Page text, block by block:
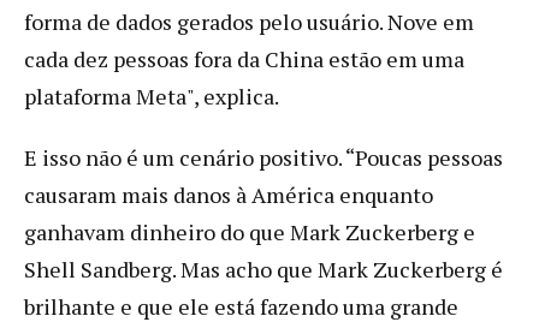
forma de dados gerados pelo usuário. Nove em
cada dez pessoas fora da China estão em uma
plataforma Meta", explica.
E isso não é um cenário positivo. “Poucas pessoas
causaram mais danos à América enquanto
ganhavam dinheiro do que Mark Zuckerberg e
Shell Sandberg. Mas acho que Mark Zuckerberg é
brilhante e que ele está fazendo uma grande